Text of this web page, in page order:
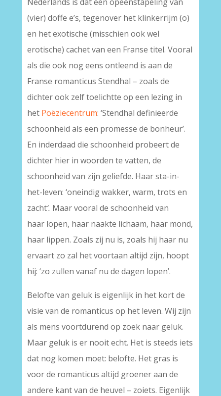
(vier) doffe e’s, tegenover het klinkerrijm (o)
en het exotische (misschien ook wel
erotische) cachet van een Franse titel. Vooral
als die ook nog eens ontleend is aan de
Franse romanticus Stendhal – zoals de
dichter ook zelf toelichtte op een lezing in
het Poëziecentrum: ‘Stendhal definieerde
schoonheid als een promesse de bonheur’.
En inderdaad die schoonheid probeert de
dichter hier in woorden te vatten, de
schoonheid van zijn geliefde. Haar sta-in-
het-leven: ‘oneindig wakker, warm, trots en
zacht‘. Maar vooral de schoonheid van
haar lopen, haar naakte lichaam, haar mond,
haar lippen. Zoals zij nu is, zoals hij haar nu
ervaart zo zal het voortaan altijd zijn, hoopt
hij: ‘zo zullen vanaf nu de dagen lopen’.
Belofte van geluk is eigenlijk in het kort de
visie van de romanticus op het leven. Wij zijn
als mens voortdurend op zoek naar geluk.
Maar geluk is er nooit echt. Het is steeds iets
dat nog komen moet: belofte. Het gras is
voor de romanticus altijd groener aan de
andere kant van de heuvel – zoiets. Eigenlijk